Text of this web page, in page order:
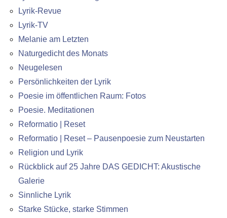
Lyrik-Revue
Lyrik-TV
Melanie am Letzten
Naturgedicht des Monats
Neugelesen
Persönlichkeiten der Lyrik
Poesie im öffentlichen Raum: Fotos
Poesie. Meditationen
Reformatio | Reset
Reformatio | Reset – Pausenpoesie zum Neustarten
Religion und Lyrik
Rückblick auf 25 Jahre DAS GEDICHT: Akustische
Galerie
Sinnliche Lyrik
Starke Stücke, starke Stimmen